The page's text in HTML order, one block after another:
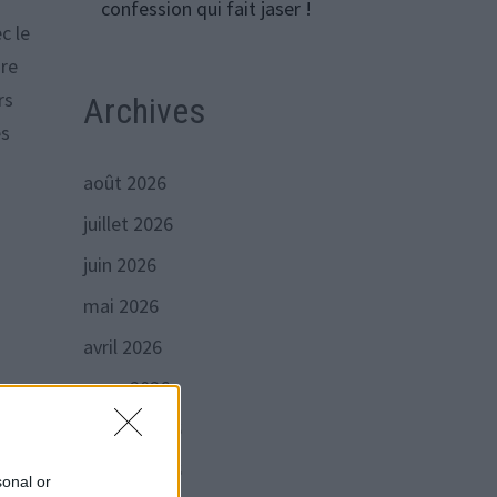
or
le
a
confession qui fait jaser !
Archives
août 2026
juillet 2026
juin 2026
mai 2026
avril 2026
mars 2026
février 2026
janvier 2026